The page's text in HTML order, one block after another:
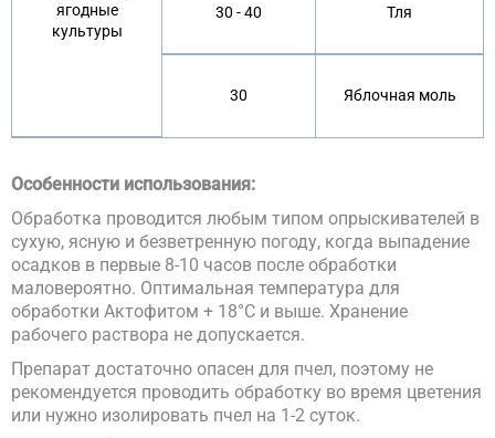
ягодные
культуры
30 - 40 Тля
30 Яблочная моль
Особенности использования:
Обработка проводится любым типом опрыскивателей в
сухую, ясную и безветренную погоду, когда выпадение
осадков в первые 8-10 часов после обработки
маловероятно. Оптимальная температура для
обработки Актофитом + 18°С и выше. Хранение
рабочего раствора не допускается.
Препарат достаточно опасен для пчел, поэтому не
рекомендуется проводить обработку во время цветения
или нужно изолировать пчел на 1-2 суток.